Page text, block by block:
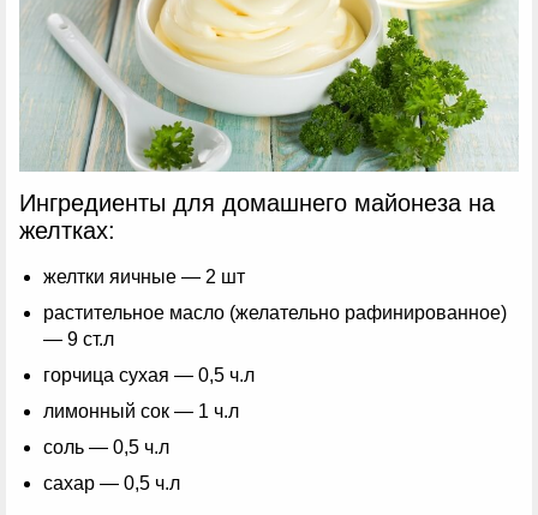
Ингредиенты для домашнего майонеза на
желтках:
желтки яичные — 2 шт
растительное масло (желательно рафинированное)
— 9 ст.л
горчица сухая — 0,5 ч.л
лимонный сок — 1 ч.л
соль — 0,5 ч.л
сахар — 0,5 ч.л